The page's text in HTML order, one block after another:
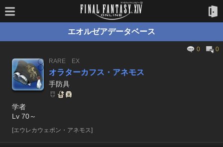
エオルゼアデータベース
0
0
RARE
EX
オラターカフス・アネモス
手防具
学者
Lv 70～
[エウレカウェポン・アネモス]